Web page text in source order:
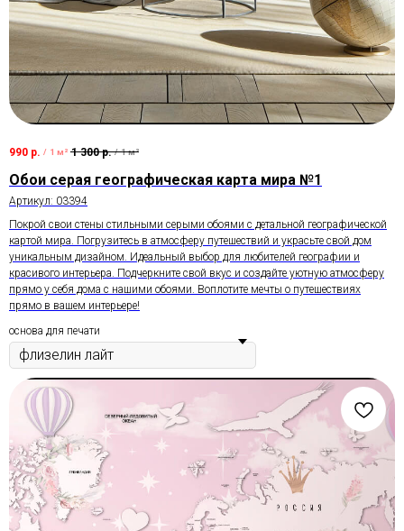
990 р. / 1 м² 1 300 р. / 1 м²
Обои серая географическая карта мира №1
Артикул: 03394
Покрой свои стены стильными серыми обоями с детальной географической
картой мира. Погрузитесь в атмосферу путешествий и украсьте свой дом
уникальным дизайном. Идеальный выбор для любителей географии и
красивого интерьера. Подчеркните свой вкус и создайте уютную атмосферу
прямо у себя дома с нашими обоями. Воплотите мечты о путешествиях
прямо в вашем интерьере!
основа для печати